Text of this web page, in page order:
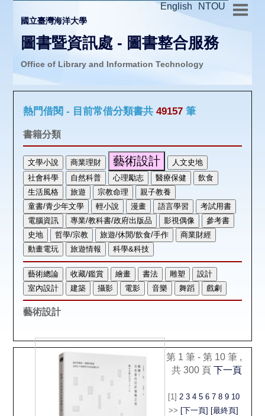
NTOU
English
國立臺灣海洋大學
圖書暨資訊處 - 圖書整合服務
Office of Library and Information Technology
推廣活動
圖書互借
線上報名
申請表單
空間借用
個人借閱
熱門借閱 - 目前常借分類書共 49157筆
書籍分類
藝術設計
第 1 筆 - 第 10 筆 ,
共 300 頁下一頁
[1] 2 3 4 5 6 7 8 9 10
>> [下一頁] [最終頁]